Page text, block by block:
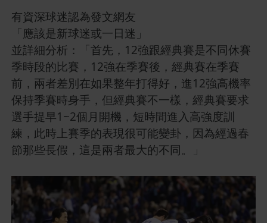
有資深球迷認為發文網友
「應該是新球迷或一日迷」
並詳細分析：「首先，12強跟經典賽是不同休賽
季時段的比賽，12強在季賽後，經典賽在季賽
前，兩者差別在如果整年打得好，進12強高機率
保持季賽時身手，但經典賽不一樣，經典賽要求
選手提早1~2個月開機，短時間進入高強度訓
練，此時上賽季的表現很可能變卦，因為經過春
節那些長假，這是兩者最大的不同。」